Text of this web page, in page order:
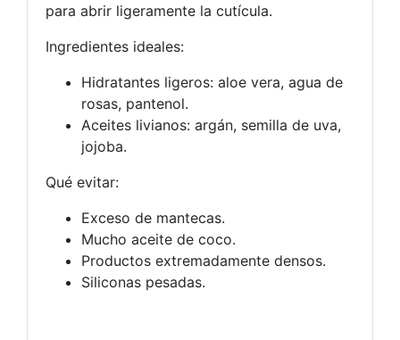
para abrir ligeramente la cutícula.
Ingredientes ideales:
Hidratantes ligeros: aloe vera, agua de
rosas, pantenol.
Aceites livianos: argán, semilla de uva,
jojoba.
Qué evitar:
Exceso de mantecas.
Mucho aceite de coco.
Productos extremadamente densos.
Siliconas pesadas.